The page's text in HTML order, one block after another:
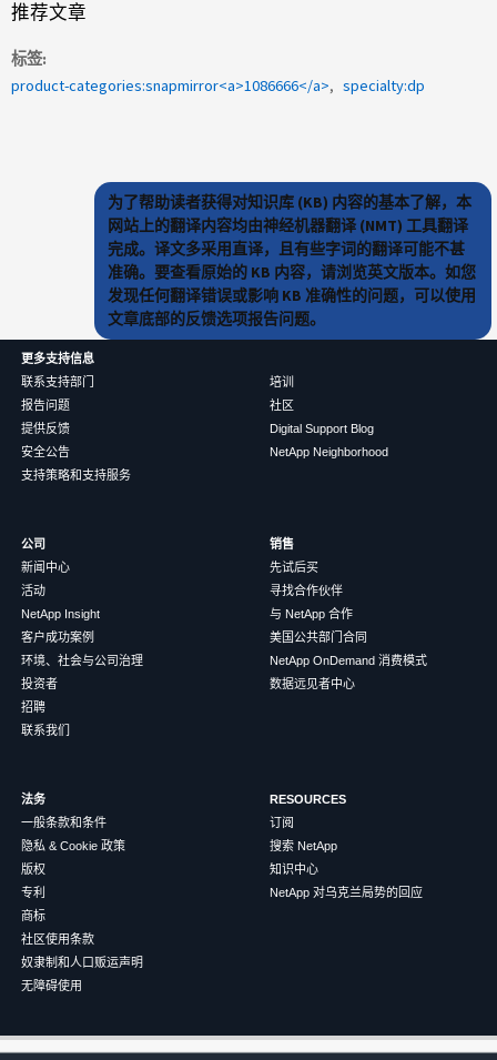
推荐文章
标签
product-categories:snapmirror<a>1086666</a>
specialty:dp
为了帮助读者获得对知识库 (KB) 内容的基本了解，本
网站上的翻译内容均由神经机器翻译 (NMT) 工具翻译
完成。译文多采用直译，且有些字词的翻译可能不甚
准确。要查看原始的 KB 内容，请浏览英文版本。如您
发现任何翻译错误或影响 KB 准确性的问题，可以使用
文章底部的反馈选项报告问题。
更多支持信息
联系支持部门
报告问题
提供反馈
安全公告
支持策略和支持服务
培训
社区
Digital Support Blog
NetApp Neighborhood
公司
新闻中心
活动
NetApp Insight
客户成功案例
环境、社会与公司治理
投资者
招聘
联系我们
销售
先试后买
寻找合作伙伴
与 NetApp 合作
美国公共部门合同
NetApp OnDemand 消费模式
数据远见者中心
法务
一般条款和条件
隐私 & Cookie 政策
版权
专利
商标
社区使用条款
奴隶制和人口贩运声明
无障碍使用
RESOURCES
订阅
搜索 NetApp
知识中心
NetApp 对乌克兰局势的回应